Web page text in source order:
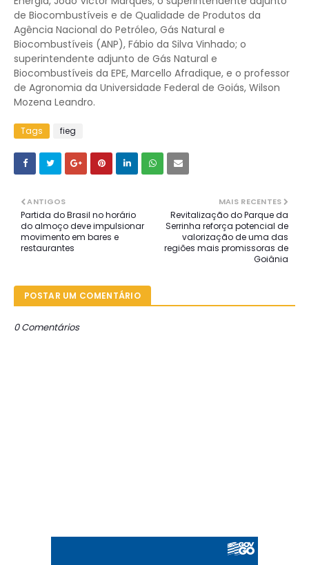
de Biocombustíveis e de Qualidade de Produtos da
Agência Nacional do Petróleo, Gás Natural e
Biocombustíveis (ANP), Fábio da Silva Vinhado; o
superintendente adjunto de Gás Natural e
Biocombustíveis da EPE, Marcello Afradique, e o professor
de Agronomia da Universidade Federal de Goiás, Wilson
Mozena Leandro.
Tags fieg
MAIS RECENTES
Revitalização do Parque da
Serrinha reforça potencial de
valorização de uma das
regiões mais promissoras de
Goiânia
ANTIGOS
Partida do Brasil no horário
do almoço deve impulsionar
movimento em bares e
restaurantes
POSTAR UM COMENTÁRIO
0 Comentários